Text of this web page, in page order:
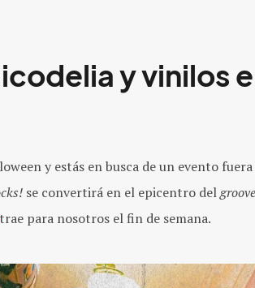
y vinilos
y estás en busca de un evento
se convertirá en el epicentro delgroove
trae para nosotros el fin de semana.